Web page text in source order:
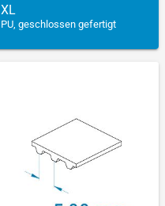
XL
PU, geschlossen gefertigt